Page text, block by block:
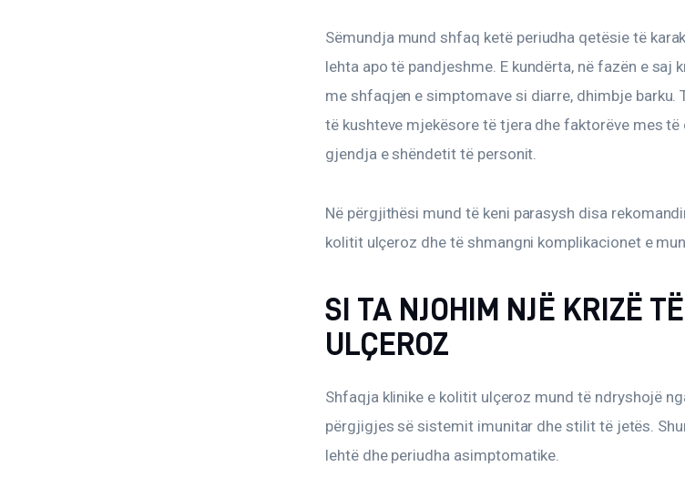
TO
Sëmundja mund shfaq ketë periudha qetësie të
lehta apo të pandjeshme. E kundërta, në fazën e saj
me shfaqjen e simptomave si diarre, dhimbje barku.
të kushteve mjekësore të tjera dhe faktorëve mes
gjendja e shëndetit të personit.
Në përgjithësi mund të keni parasysh disa
kolitit ulçeroz dhe të shmangni komplikacionet e
SI TA NJOHIM NJË KRIZË
ULÇEROZ
Shfaqja klinike e kolitit ulçeroz mund të ndryshojë
përgjigjes së sistemit imunitar dhe stilit të jetës.
lehtë dhe periudha asimptomatike.